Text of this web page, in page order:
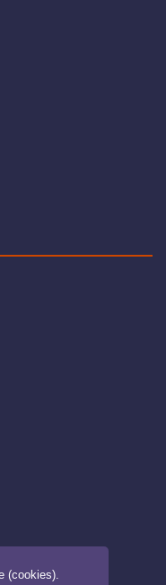
(cookies).